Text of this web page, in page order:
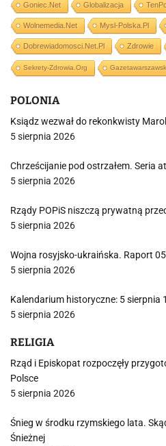
Goniec.net Globalizacja
Wolnemedia.net Mysl-Polska.pl
Dobrewiadomosci.net.pl Zdrowie
Sekrety-Zdrowia.org
POLONIA
Ksiądz wezwał do rekonkwisty
5 sierpnia 2026
Chrześcijanie pod ostrzałem. Seria
5 sierpnia 2026
Rządy POPiS niszczą prywatną
5 sierpnia 2026
Wojna rosyjsko-ukraińska. Raport
5 sierpnia 2026
Kalendarium historyczne: 5 sierpnia
5 sierpnia 2026
RELIGIA
Rząd i Episkopat rozpoczęły
Polsce
5 sierpnia 2026
Śnieg w środku rzymskiego lata.
Śnieżnej